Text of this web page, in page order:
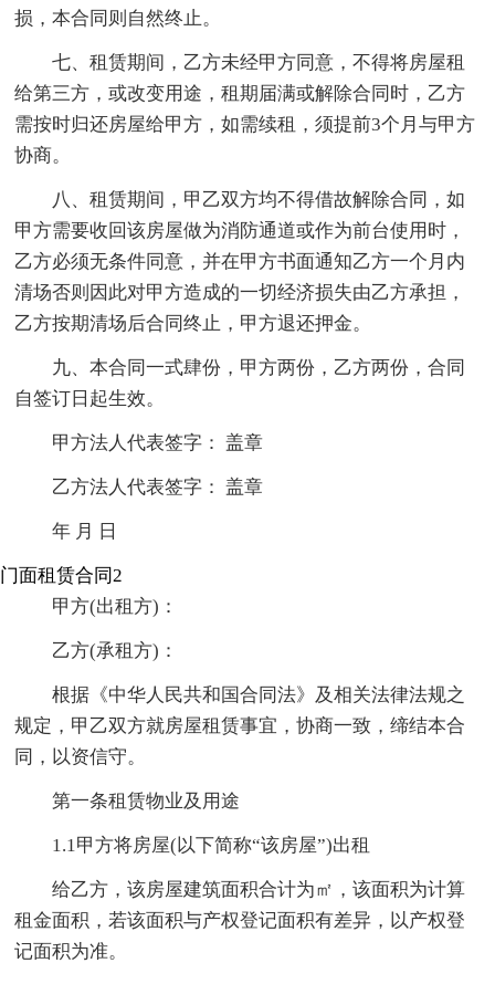
损，本合同则自然终止。
七、租赁期间，乙方未经甲方同意，不得将房屋租
给第三方，或改变用途，租期届满或解除合同时，乙方
需按时归还房屋给甲方，如需续租，须提前3个月与甲方
协商。
八、租赁期间，甲乙双方均不得借故解除合同，如
甲方需要收回该房屋做为消防通道或作为前台使用时，
乙方必须无条件同意，并在甲方书面通知乙方一个月内
清场否则因此对甲方造成的一切经济损失由乙方承担，
乙方按期清场后合同终止，甲方退还押金。
九、本合同一式肆份，甲方两份，乙方两份，合同
自签订日起生效。
甲方法人代表签字： 盖章
乙方法人代表签字： 盖章
年 月 日
门面租赁合同2
甲方(出租方)：
乙方(承租方)：
根据《中华人民共和国合同法》及相关法律法规之
规定，甲乙双方就房屋租赁事宜，协商一致，缔结本合
同，以资信守。
第一条租赁物业及用途
1.1甲方将房屋(以下简称“该房屋”)出租
给乙方，该房屋建筑面积合计为㎡，该面积为计算
租金面积，若该面积与产权登记面积有差异，以产权登
记面积为准。